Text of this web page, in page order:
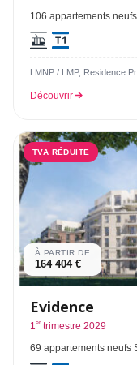
106 appartements
LMNP / LMP, Residence
Découvrir
TVA RÉDUITE
À PARTIR DE
164 404 €
Evidence
1 er trimestre 2029
69 appartements neufs